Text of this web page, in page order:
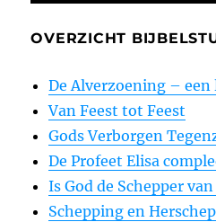
OVERZICHT
De Alverzoening – een
Van Feest tot Feest
Gods Verborgen
De Profeet Elisa
Is God de Schepper
Schepping en